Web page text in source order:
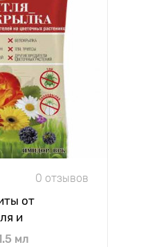
0 отзывов
от
и
ВРК)
мл